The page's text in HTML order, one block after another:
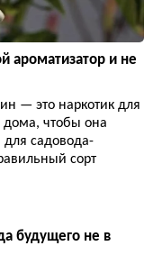
ароматизатор и не
— это наркотик для
дома, чтобы она
для садовода-
сорт
будущего не в